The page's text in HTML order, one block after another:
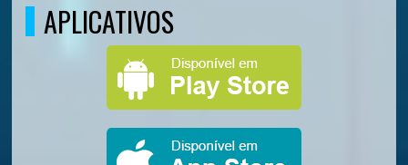
APLICATIVOS